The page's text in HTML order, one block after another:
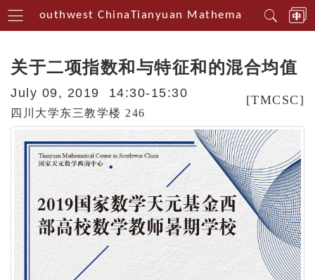
Southwest ChinaTianyuan Mathematical
关于二项指数和与特征和的混合均值
[TMCSC]
July 09, 2019 14:30-15:30
四川大学东三教学楼 246